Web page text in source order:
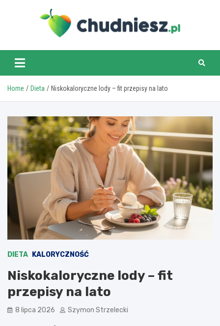
chudniesz.pl
Home Dieta Niskokaloryczne lody – fit przepisy na lato
DIETA KALORYCZNOŚĆ
Niskokaloryczne lody – fit
przepisy na lato
8 lipca 2026 Szymon Strzelecki